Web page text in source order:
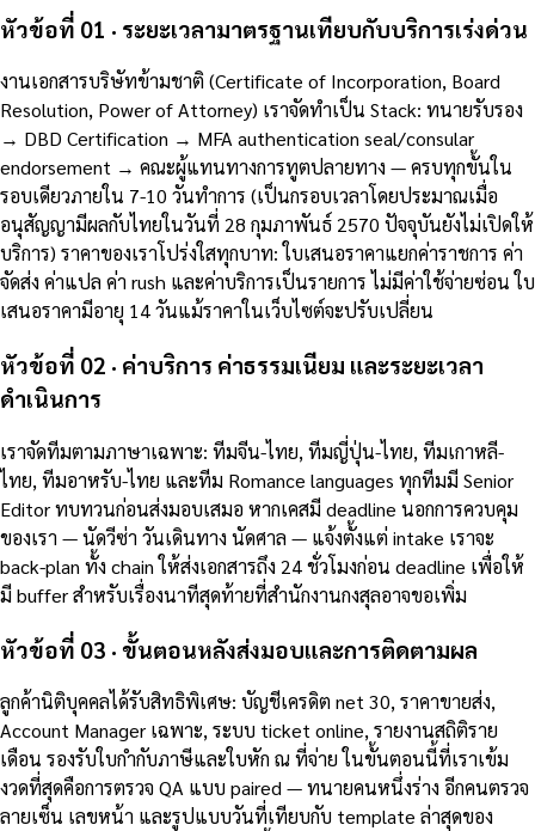
หัวข้อที่ 01 · ระยะเวลามาตรฐานเทียบกับบริการเร่งด่วน
งานเอกสารบริษัทข้ามชาติ (Certificate of Incorporation, Board
Resolution, Power of Attorney) เราจัดทำเป็น Stack: ทนายรับรอง
→ DBD Certification → MFA authentication seal/consular
endorsement → คณะผู้แทนทางการทูตปลายทาง — ครบทุกขั้นใน
รอบเดียวภายใน 7-10 วันทำการ (เป็นกรอบเวลาโดยประมาณเมื่อ
อนุสัญญามีผลกับไทยในวันที่ 28 กุมภาพันธ์ 2570 ปัจจุบันยังไม่เปิดให้
บริการ) ราคาของเราโปร่งใสทุกบาท: ใบเสนอราคาแยกค่าราชการ ค่า
จัดส่ง ค่าแปล ค่า rush และค่าบริการเป็นรายการ ไม่มีค่าใช้จ่ายซ่อน ใบ
เสนอราคามีอายุ 14 วันแม้ราคาในเว็บไซต์จะปรับเปลี่ยน
หัวข้อที่ 02 · ค่าบริการ ค่าธรรมเนียม และระยะเวลา
ดำเนินการ
เราจัดทีมตามภาษาเฉพาะ: ทีมจีน-ไทย, ทีมญี่ปุ่น-ไทย, ทีมเกาหลี-
ไทย, ทีมอาหรับ-ไทย และทีม Romance languages ทุกทีมมี Senior
Editor ทบทวนก่อนส่งมอบเสมอ หากเคสมี deadline นอกการควบคุม
ของเรา — นัดวีซ่า วันเดินทาง นัดศาล — แจ้งตั้งแต่ intake เราจะ
back-plan ทั้ง chain ให้ส่งเอกสารถึง 24 ชั่วโมงก่อน deadline เพื่อให้
มี buffer สำหรับเรื่องนาทีสุดท้ายที่สำนักงานกงสุลอาจขอเพิ่ม
หัวข้อที่ 03 · ขั้นตอนหลังส่งมอบและการติดตามผล
ลูกค้านิติบุคคลได้รับสิทธิพิเศษ: บัญชีเครดิต net 30, ราคาขายส่ง,
Account Manager เฉพาะ, ระบบ ticket online, รายงานสถิติราย
เดือน รองรับใบกำกับภาษีและใบหัก ณ ที่จ่าย ในขั้นตอนนี้ที่เราเข้ม
งวดที่สุดคือการตรวจ QA แบบ paired — ทนายคนหนึ่งร่าง อีกคนตรวจ
ลายเซ็น เลขหน้า และรูปแบบวันที่เทียบกับ template ล่าสุดของ